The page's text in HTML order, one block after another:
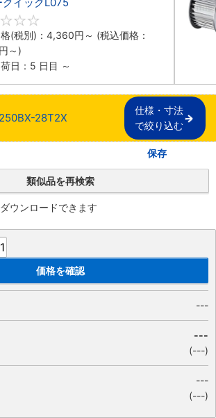
(税別)： 4,360円 ～ (税込価格：
円 ～)
日：5 日目 ～
28T2X
仕様・寸法
で絞り込む
保存
類似品を再検索
ウンロードできます
価格を確認
---
---
(---)
---
(---)